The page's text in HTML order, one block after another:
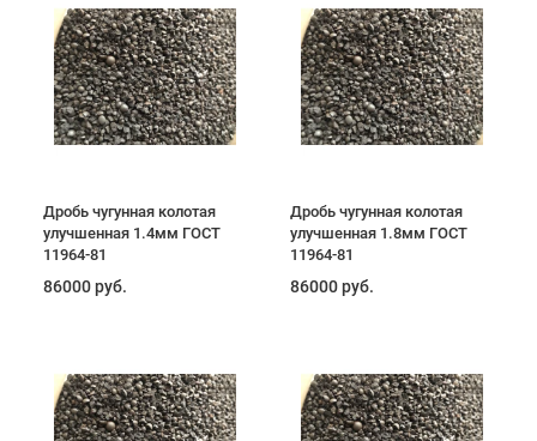
Дробь чугунная колотая
улучшенная 1.4мм ГОСТ
11964-81
86000 руб.
Дробь чугунная колотая
улучшенная 1.8мм ГОСТ
11964-81
86000 руб.